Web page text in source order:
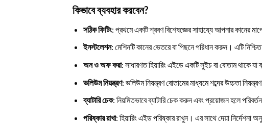
কিভাবে ব্যবহার করবেন?
সঠিক ফিটিং: প্রথমে একটি শ্রবণ বিশেষজ্ঞের সাহায্যে আপনার কানের
ইনস্টলেশন: মেশিনটি কানের ভেতরে বা পিছনে পরিধান করুন। এটি
অন ও অফ করা: সাধারণত হিয়ারিং এইডে একটি সুইচ বা বোতাম থাকে যা
ভলিউম নিয়ন্ত্রণ: ভলিউম নিয়ন্ত্রণ বোতামের মাধ্যমে শব্দের উচ্চতা
ব্যাটারি চেক: নিয়মিতভাবে ব্যাটারি চেক করুন এবং প্রয়োজন হলে
পরিষ্কার রাখা: হিয়ারিং এইড পরিষ্কার রাখুন। এর সাথে দেয়া নির্দেশনা